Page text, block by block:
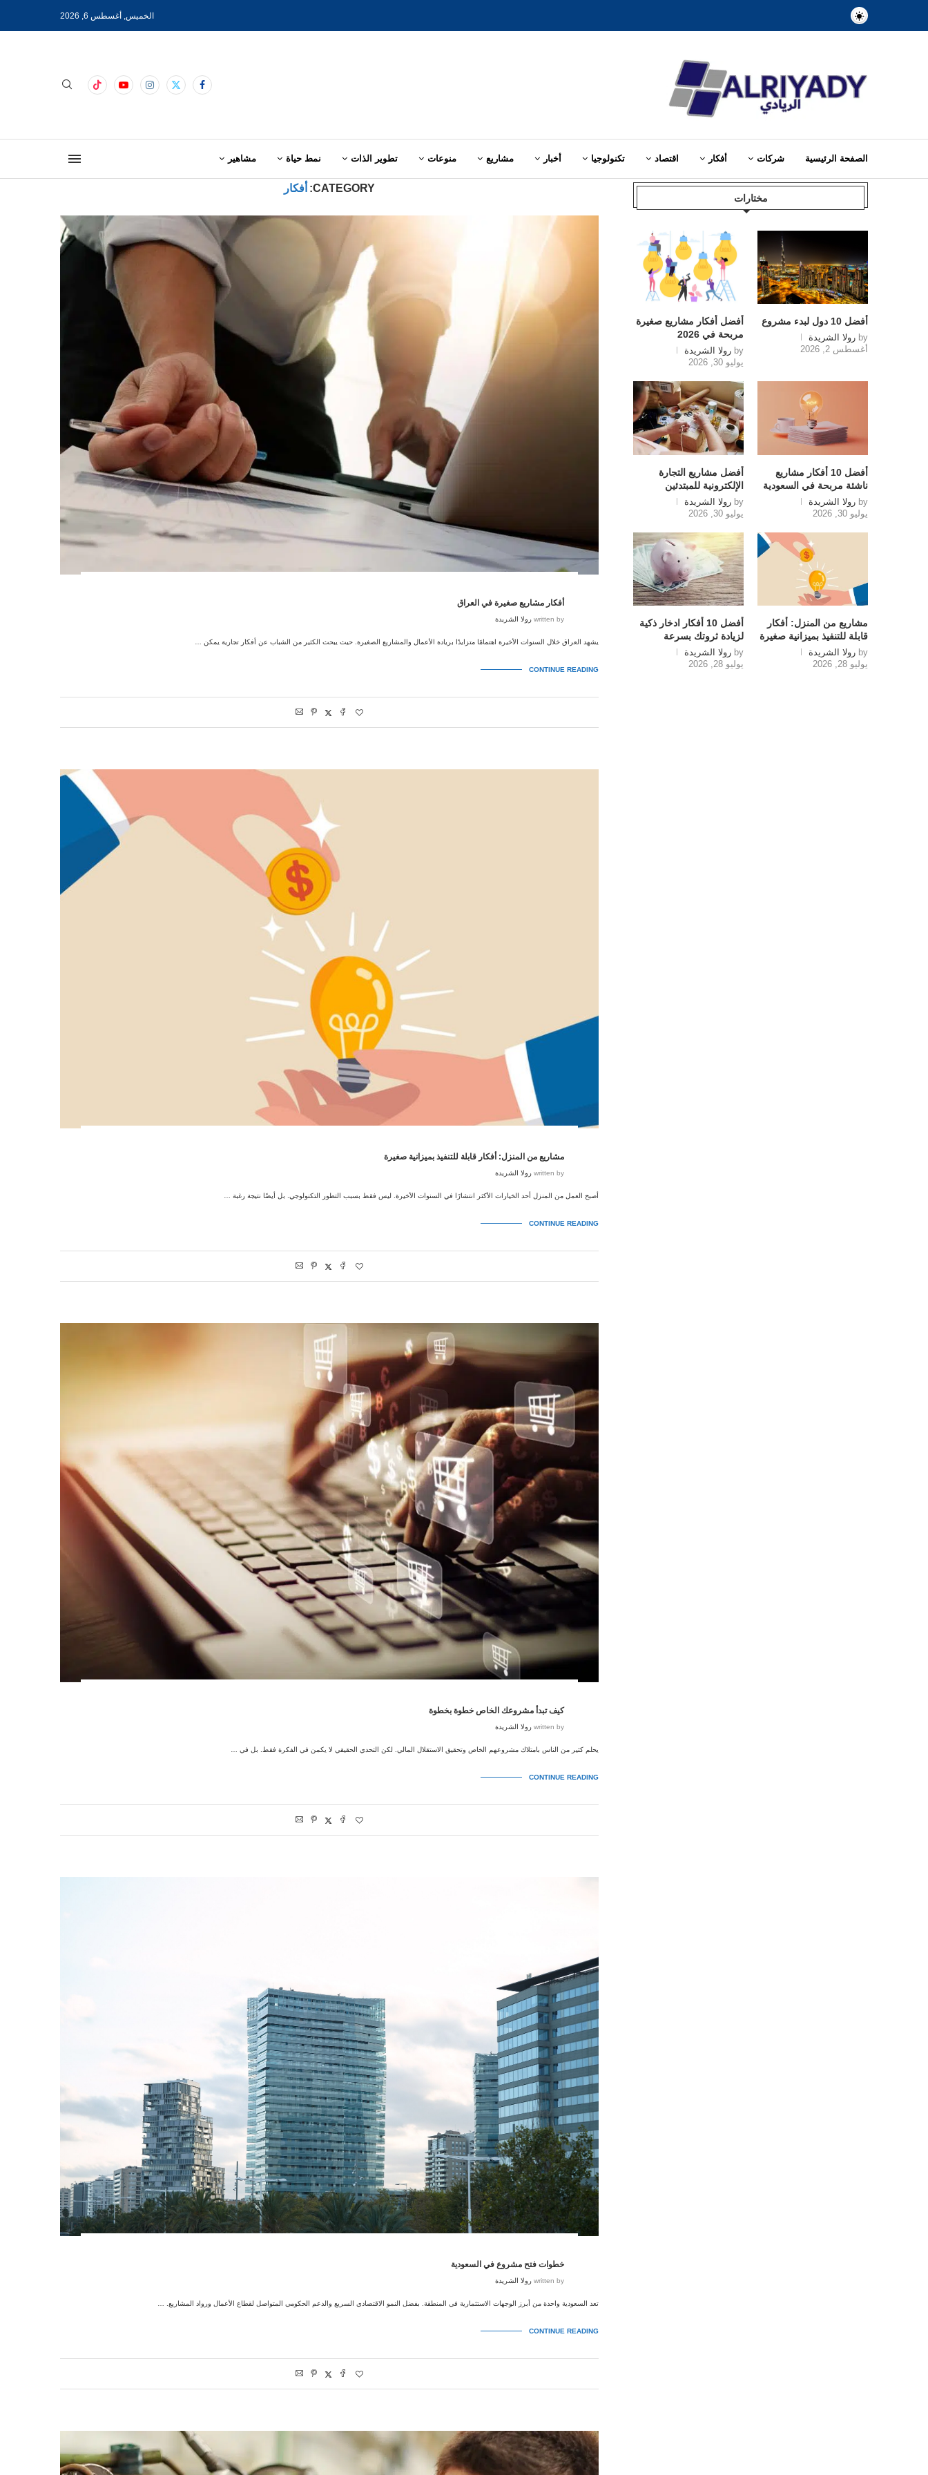
الخميس, أغسطس 6, 2026
الصفحة الرئيسية شركات أفكار اقتصاد تكنولوجيا أخبار مشاريع منوعات تطوير الذات نمط حياة مشاهير Home
» مشاريع»أفكار
CATEGORY: أفكار
أفكار مشاريع صغيرة في العراق
written by رولا الشريدة
يشهد العراق خلال السنوات الأخيرة اهتمامًا متزايدًا بريادة الأعمال والمشاريع الصغيرة. حيث يبحث الكثير من الشباب عن أفكار تجارية يمكن …
CONTINUE READING
مشاريع من المنزل: أفكار قابلة للتنفيذ بميزانية صغيرة
written by رولا الشريدة
أصبح العمل من المنزل أحد الخيارات الأكثر انتشارًا في السنوات الأخيرة. ليس فقط بسبب التطور التكنولوجي. بل أيضًا نتيجة رغبة …
CONTINUE READING
كيف تبدأ مشروعك الخاص خطوة بخطوة
written by رولا الشريدة
يحلم كثير من الناس بامتلاك مشروعهم الخاص وتحقيق الاستقلال المالي. لكن التحدي الحقيقي لا يكمن في الفكرة فقط. بل في …
CONTINUE READING
خطوات فتح مشروع في السعودية
written by رولا الشريدة
تعد السعودية واحدة من أبرز الوجهات الاستثمارية في المنطقة. بفضل النمو الاقتصادي السريع والدعم الحكومي المتواصل لقطاع الأعمال ورواد المشاريع. …
CONTINUE READING
مختارات
أفضل 10 دول لبدء مشروع
by رولا الشريدة
أغسطس 2, 2026
أفضل أفكار مشاريع صغيرة
مربحة في 2026
by رولا الشريدة
يوليو 30, 2026
أفضل 10 أفكار مشاريع
ناشئة مربحة في السعودية
by رولا الشريدة
يوليو 30, 2026
أفضل مشاريع التجارة
الإلكترونية للمبتدئين
by رولا الشريدة
يوليو 30, 2026
مشاريع من المنزل: أفكار
قابلة للتنفيذ بميزانية صغيرة
by رولا الشريدة
يوليو 28, 2026
أفضل 10 أفكار ادخار ذكية
لزيادة ثروتك بسرعة
by رولا الشريدة
يوليو 28, 2026